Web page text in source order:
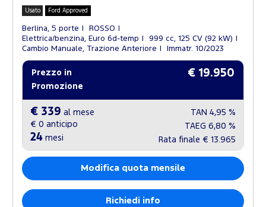
Usato Ford Approved
Berlina, 5 porte
ROSSO
Elettrica/benzina, Euro 6d-temp
999 cc, 125 CV (92 kW)
Cambio Manuale, Trazione Anteriore
Immatr. 10/2023
Prezzo in
Promozione
€ 19.950
€ 339 al mese
€ 0 anticipo
24 mesi
TAN 4,95 %
TAEG 6,80 %
Rata finale € 13.965
Modifica quota mensile
Richiedi info